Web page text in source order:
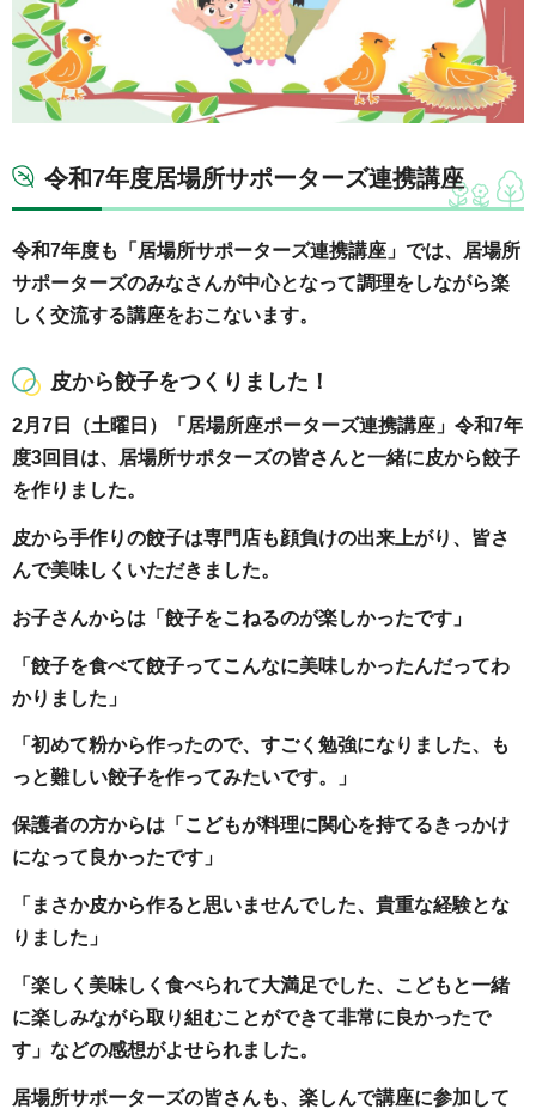
令和7年度居場所サポーターズ連携講座
令和7年度も「居場所サポーターズ連携講座」では、居場所
サポーターズのみなさんが中心となって調理をしながら楽
しく交流する講座をおこないます。
皮から餃子をつくりました！
2月7日（土曜日）「居場所座ポーターズ連携講座」令和7年
度3回目は、居場所サポターズの皆さんと一緒に皮から餃子
を作りました。
皮から手作りの餃子は専門店も顔負けの出来上がり、皆さ
んで美味しくいただきました。
お子さんからは「餃子をこねるのが楽しかったです」
「餃子を食べて餃子ってこんなに美味しかったんだってわ
かりました」
「初めて粉から作ったので、すごく勉強になりました、も
っと難しい餃子を作ってみたいです。」
保護者の方からは「こどもが料理に関心を持てるきっかけ
になって良かったです」
「まさか皮から作ると思いませんでした、貴重な経験とな
りました」
「楽しく美味しく食べられて大満足でした、こどもと一緒
に楽しみながら取り組むことができて非常に良かったで
す」などの感想がよせられました。
居場所サポーターズの皆さんも、楽しんで講座に参加して